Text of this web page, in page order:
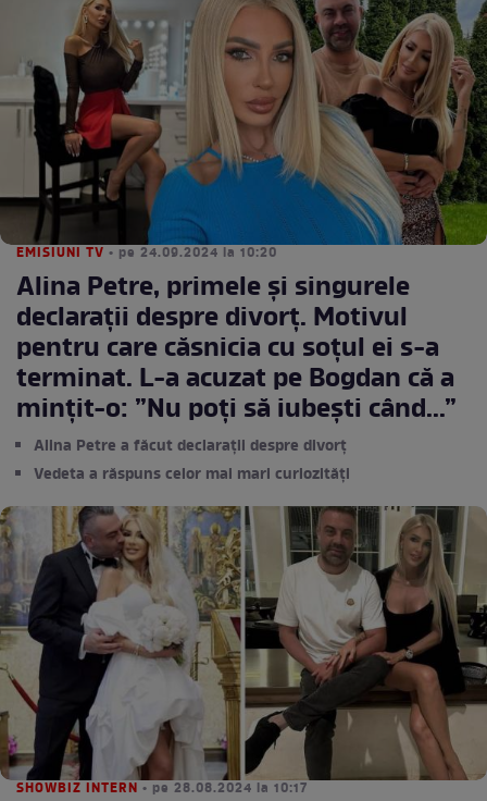
EMISIUNI TV • pe 24.09.2024 la 10:20
Alina Petre, primele și singurele
declarații despre divorț. Motivul
pentru care căsnicia cu soțul ei s-a
terminat. L-a acuzat pe Bogdan că a
mințit-o: ”Nu poți să iubești când...”
Alina Petre a făcut declarații despre divorț
Vedeta a răspuns celor mai mari curiozități
SHOWBIZ INTERN • pe 28.08.2024 la 10:17